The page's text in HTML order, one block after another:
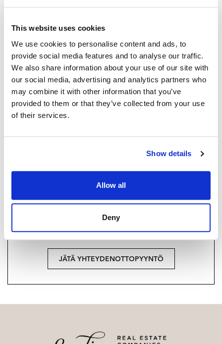
This website uses cookies
We use cookies to personalise content and ads, to
provide social media features and to analyse our traffic.
We also share information about your use of our site with
our social media, advertising and analytics partners who
may combine it with other information that you’ve
provided to them or that they’ve collected from your use
of their services.
Show details
Allow all
Deny
TUUKKA HAKKARAINEN
tuukka.hakkarainen@strand.fi
Ylempi kiinteistönvälittäjä YKV, LKV
Haluatko lisätietoja?
Ota yhteyttä, tai jätä yhteystietosi.
JÄTÄ YHTEYDENOTTOPYYNTÖ
Talon yhteydessä on autokatos.
Kysy lisätietoja välittäjältä.
Tuukka Hakkarainen
Ylempi Kiinteistönvälittäjä, YKV LKV
Strand Properties Brand Partner
040 174 3010 – tuukka.hakkarainen@strand.fi